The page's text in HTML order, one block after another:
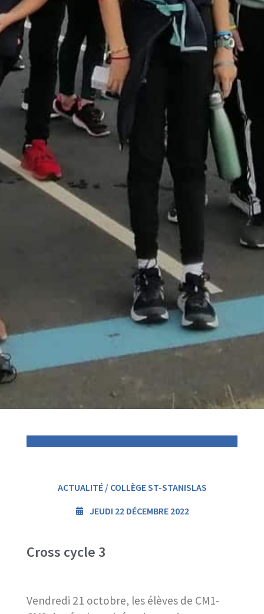
ACTUALITÉ / COLLÈGE ST-STANISLAS
JEUDI 22 DÉCEMBRE 2022
Cross cycle 3
Vendredi 21 octobre, les élèves de CM1-